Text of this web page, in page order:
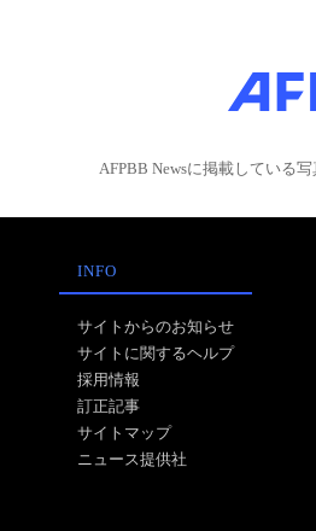
AFPBB Newsに掲載している
INFO
サイトからのお知らせ
サイトに関するヘルプ
採用情報
訂正記事
サイトマップ
ニュース提供社